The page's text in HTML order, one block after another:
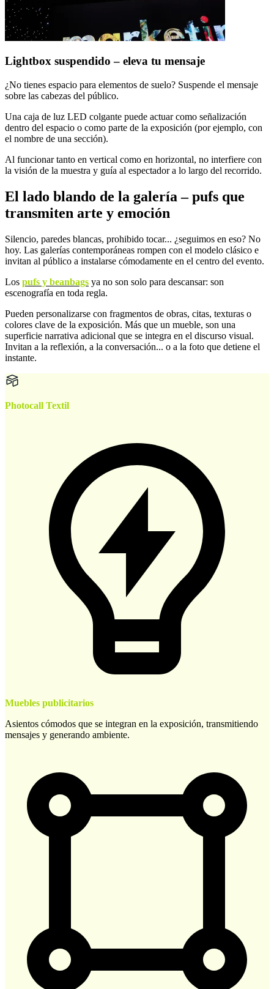
Lightbox suspendido – eleva tu mensaje
¿No tienes espacio para elementos de suelo? Suspende el mensaje
sobre las cabezas del público.
Una caja de luz LED colgante puede actuar como señalización
dentro del espacio o como parte de la exposición (por ejemplo, con
el nombre de una sección).
Al funcionar tanto en vertical como en horizontal, no interfiere con
la visión de la muestra y guía al espectador a lo largo del recorrido.
El lado blando de la galería – pufs que
transmiten arte y emoción
Silencio, paredes blancas, prohibido tocar... ¿seguimos en eso? No
hoy. Las galerías contemporáneas rompen con el modelo clásico e
invitan al público a instalarse cómodamente en el centro del evento.
Los pufs y beanbags ya no son solo para descansar: son
escenografía en toda regla.
Pueden personalizarse con fragmentos de obras, citas, texturas o
colores clave de la exposición. Más que un mueble, son una
superficie narrativa adicional que se integra en el discurso visual.
Invitan a la reflexión, a la conversación... o a la foto que detiene el
instante.
Photocall Textil
Muebles publicitarios
Asientos cómodos que se integran en la exposición, transmitiendo
mensajes y generando ambiente.